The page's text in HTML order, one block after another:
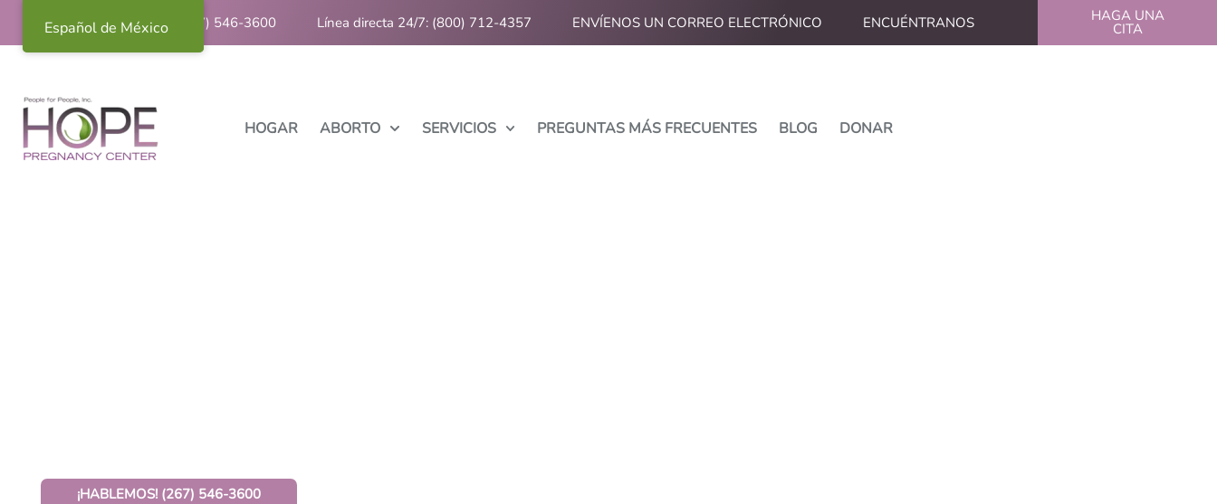
Llámanos: (267) 546-3600 Línea directa 24/7: (800) 712-4357 ENVÍENOS UN CORREO ELECTRÓNICO ENCUÉNTRANOS HAGA UNA
CITA
HOGAR ABORTO SERVICIOS PREGUNTAS MÁS FRECUENTES BLOG DONAR
¡HABLEMOS! (267) 546-3600
Español de México